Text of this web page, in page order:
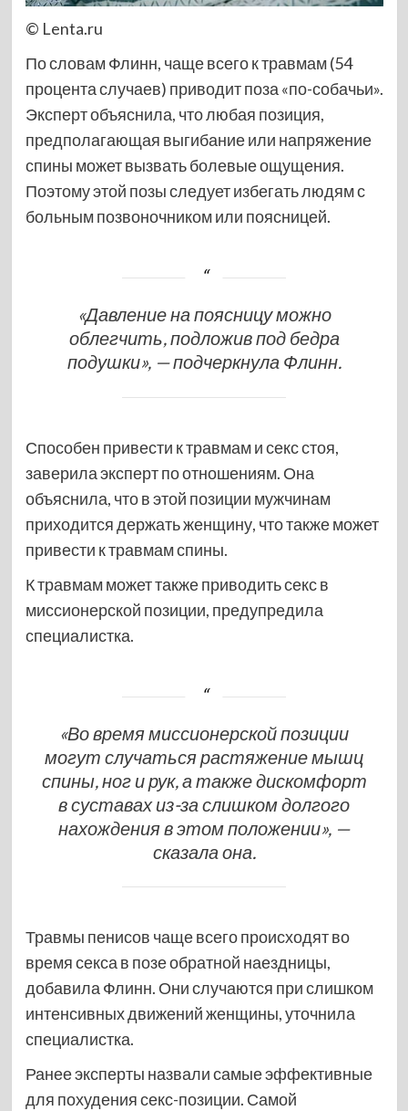
© Lenta.ru
По словам Флинн, чаще всего к травмам (54
процента случаев) приводит поза «по-собачьи».
Эксперт объяснила, что любая позиция,
предполагающая выгибание или напряжение
спины может вызвать болевые ощущения.
Поэтому этой позы следует избегать людям с
больным позвоночником или поясницей.
«Давление на поясницу можно
облегчить, подложив под бедра
подушки», — подчеркнула Флинн.
Способен привести к травмам и секс стоя,
заверила эксперт по отношениям. Она
объяснила, что в этой позиции мужчинам
приходится держать женщину, что также может
привести к травмам спины.
К травмам может также приводить секс в
миссионерской позиции, предупредила
специалистка.
«Во время миссионерской позиции
могут случаться растяжение мышц
спины, ног и рук, а также дискомфорт
в суставах из-за слишком долгого
нахождения в этом положении», —
сказала она.
Травмы пенисов чаще всего происходят во
время секса в позе обратной наездницы,
добавила Флинн. Они случаются при слишком
интенсивных движений женщины, уточнила
специалистка.
Ранее эксперты назвали самые эффективные
для похудения секс-позиции. Самой